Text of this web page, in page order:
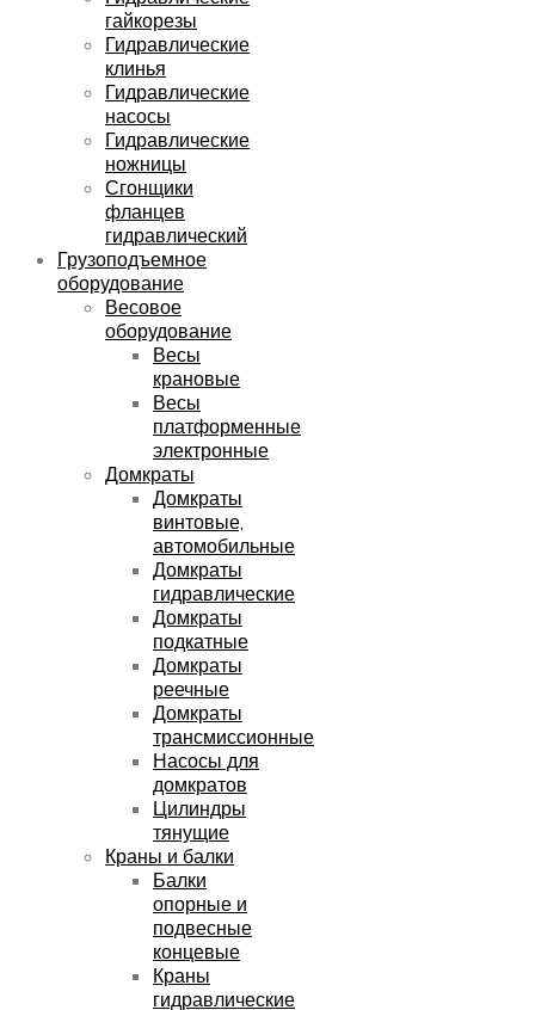
гайкорезы
Гидравлические
клинья
Гидравлические
насосы
Гидравлические
ножницы
Сгонщики
фланцев
гидравлический
Грузоподъемное
оборудование
Весовое
оборудование
Весы
крановые
Весы
платформенные
электронные
Домкраты
Домкраты
винтовые,
автомобильные
Домкраты
гидравлические
Домкраты
подкатные
Домкраты
реечные
Домкраты
трансмиссионные
Насосы для
домкратов
Цилиндры
тянущие
Краны и балки
Балки
опорные и
подвесные
концевые
Краны
гидравлические